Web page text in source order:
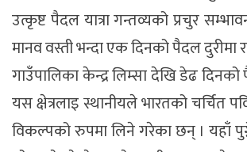
उत्कृष्ट पैदल यात्रा गन्तव्यको प्रचुर
मानव वस्ती भन्दा एक दिनको पैदल दुरीमा
गाउँपालिका केन्द्र लिम्सा देखि डेढ
यस क्षेत्रलाइ स्थानीयले भारतको चर्चित
विकल्पको रुपमा लिने गरेका छन् । यहाँ